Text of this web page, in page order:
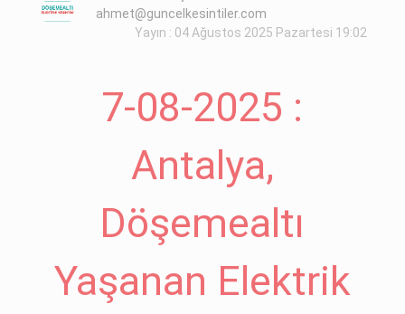
ahmet@guncelkesintiler.com
Yayın : 04 Ağustos 2025 Pazartesi 19:02
7-08-2025 :
Antalya,
Döşemealtı
Yaşanan Elektrik